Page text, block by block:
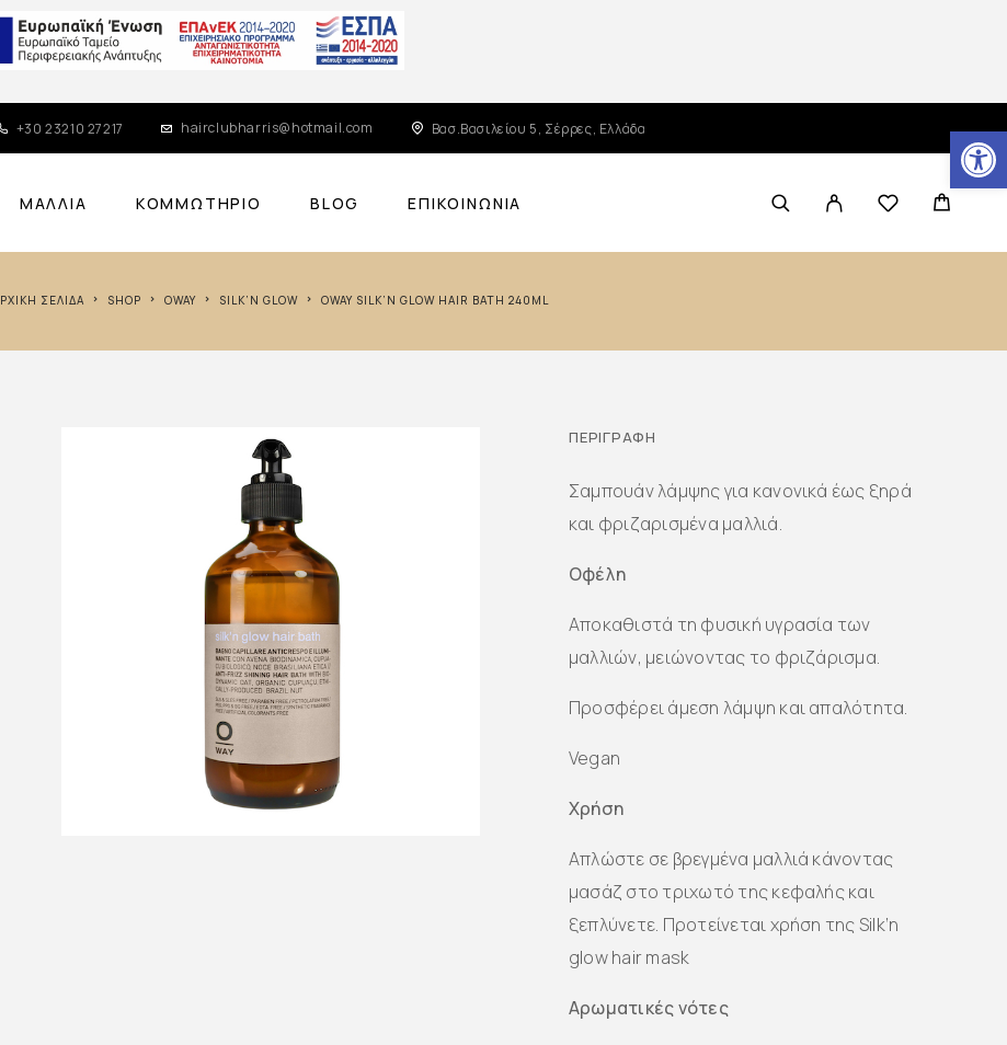
Ανοίξτε τη γραμμή εργαλείων
+30 23210 27217 hairclubharris@hotmail.com Βασ.Βασιλείου 5, Σέρρες, Ελλάδα
ΜΑΛΛΙΆ ΚΟΜΜΩΤΉΡΙΟ BLOG ΕΠΙΚΟΙΝΩΝΊΑ
ΑΡΧΙΚΉ ΣΕΛΊΔΑ SHOP OWAY SILK’N GLOW OWAY SILK’N GLOW HAIR BATH 240ML
ΠΕΡΙΓΡΑΦΉ
Σαμπουάν λάμψης για κανονικά έως ξηρά
και φριζαρισμένα μαλλιά.
Οφέλη
Αποκαθιστά τη φυσική υγρασία των
μαλλιών, μειώνοντας το φριζάρισμα.
Προσφέρει άμεση λάμψη και απαλότητα.
Vegan
Χρήση
Απλώστε σε βρεγμένα μαλλιά κάνοντας
μασάζ στο τριχωτό της κεφαλής και
ξεπλύνετε. Προτείνεται χρήση της Silk’n
glow hair mask
Αρωματικές νότες